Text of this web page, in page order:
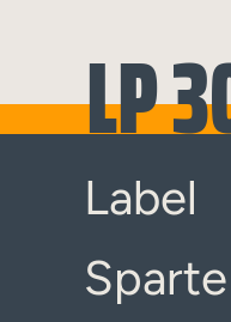
LP
Label
Sparte